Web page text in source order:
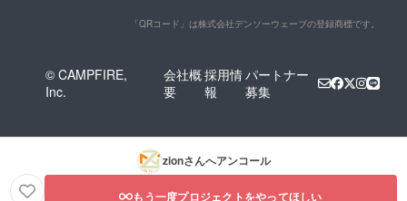
「QRコード」は株式会社デンソーウェーブの登録商標です。
© CAMPFIRE,
Inc.
会社概
要
採用情
報
パートナー
募集
zionさんへアンコール
もう一度プロジェクトをやってほしい